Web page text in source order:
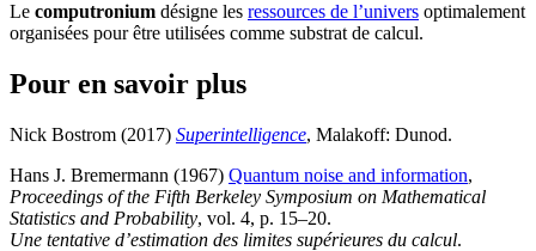
Le computronium désigne les ressources de l’univers optimalement
organisées pour être utilisées comme substrat de calcul.
Pour en savoir plus
Nick Bostrom (2017) Superintelligence, Malakoff: Dunod.
Hans J. Bremermann (1967) Quantum noise and information,
Proceedings of the Fifth Berkeley Symposium on Mathematical
Statistics and Probability, vol. 4, p. 15–20.
Une tentative d’estimation des limites supérieures du calcul.